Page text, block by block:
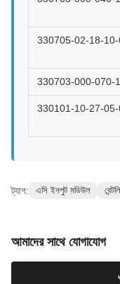
330705-02-18-
330703-000-070-
330101-10-27-
ট্যাগ: এসি ইনপুট মডিউল
আমাদের সাথে যোগাযোগ